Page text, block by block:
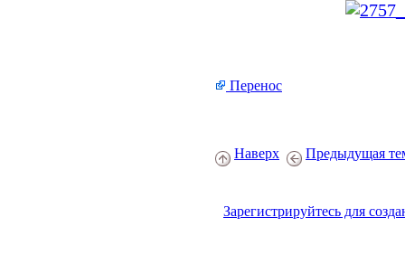
Перенос
Наверх Предыдущая
Зарегистрируйтесь для